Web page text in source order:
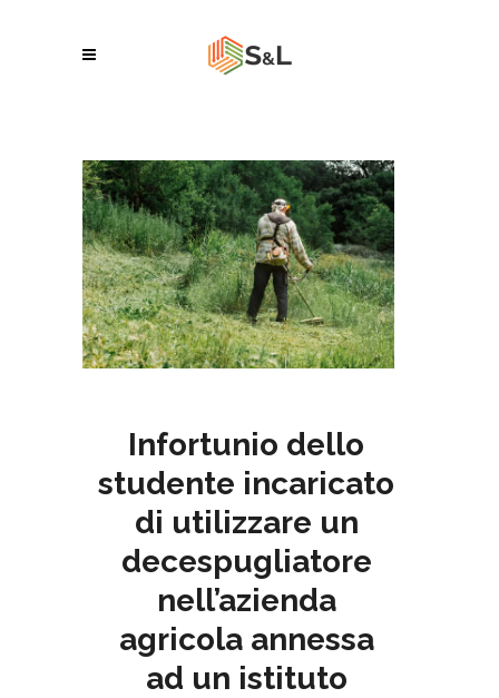
Infortunio dello
studente incaricato
di utilizzare un
decespugliatore
nell’azienda
agricola annessa
ad un istituto